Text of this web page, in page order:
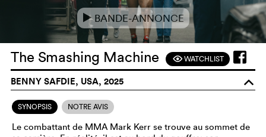
eBANDE-ANNONCE
The Smashing Machine FWATCHLIST
BENNY SAFDIE, USA, 2025 o
SYNOPSIS NOTRE AVIS
Le combattant de MMA Mark Kerr se trouve au sommet de